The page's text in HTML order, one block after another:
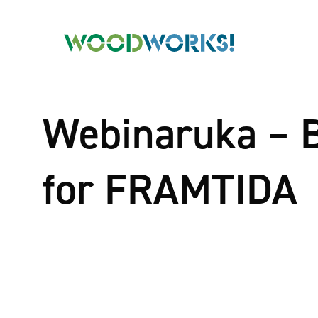
Webinaruka –
for FRAMTIDA